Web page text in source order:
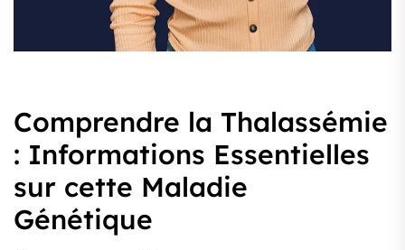
Comprendre la Thalassémie
: Informations Essentielles
sur cette Maladie
Génétique